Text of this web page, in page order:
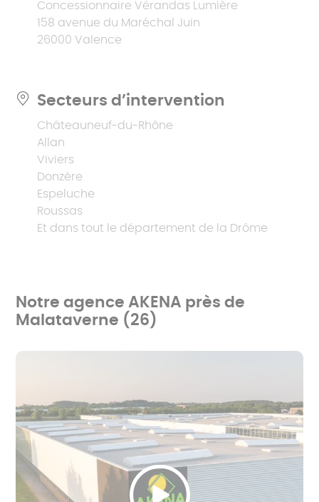
Concessionnaire Vérandas Lumière
158 avenue du Maréchal Juin
26000 Valence
Secteurs d’intervention
Châteauneuf-du-Rhône
Allan
Viviers
Donzère
Espeluche
Roussas
Et dans tout le département de la Drôme
Notre agence AKENA près de
Malataverne (26)